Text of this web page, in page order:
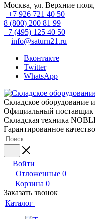
Москва, ул. Верхние
+7 926 721 40 50
8 (800) 200 81 99
+7 (495) 125 40 50
info@saturn21.ru
Вконтакте
Twitter
WhatsApp
Складское оборудование
Официальный
Складская техника
Гарантированное качество
Войти
Отложенные 0
Корзина 0
Заказать звонок
Каталог